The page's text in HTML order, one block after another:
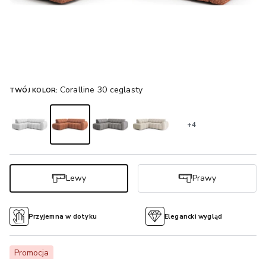
Promocja
TWÓJ KOLOR: Coralline 30 ceglasty
Przyjemna w dotyku Elegancki wygląd
+4
Lewy Prawy